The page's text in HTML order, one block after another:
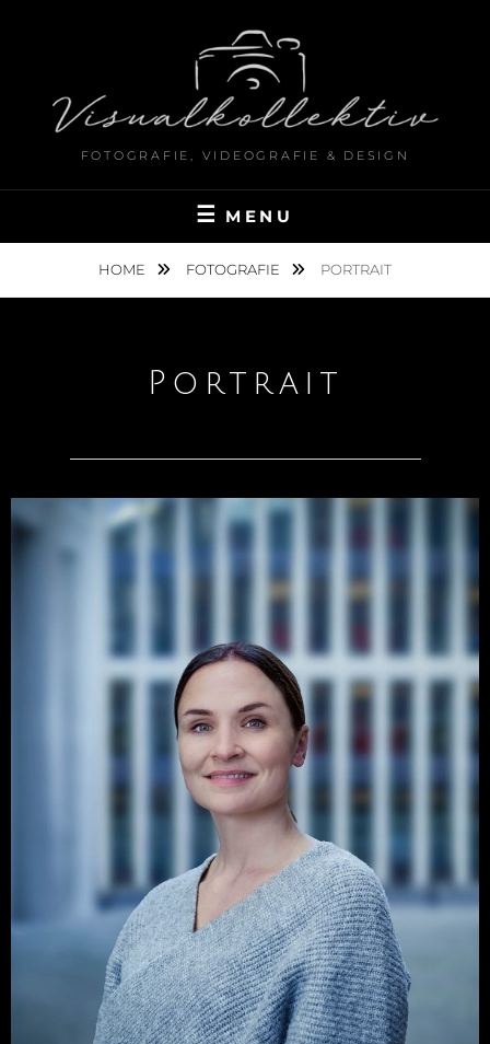
FOTOGRAFIE, VIDEOGRAFIE & DESIGN
MENU
HOME FOTOGRAFIE PORTRAIT
Portrait